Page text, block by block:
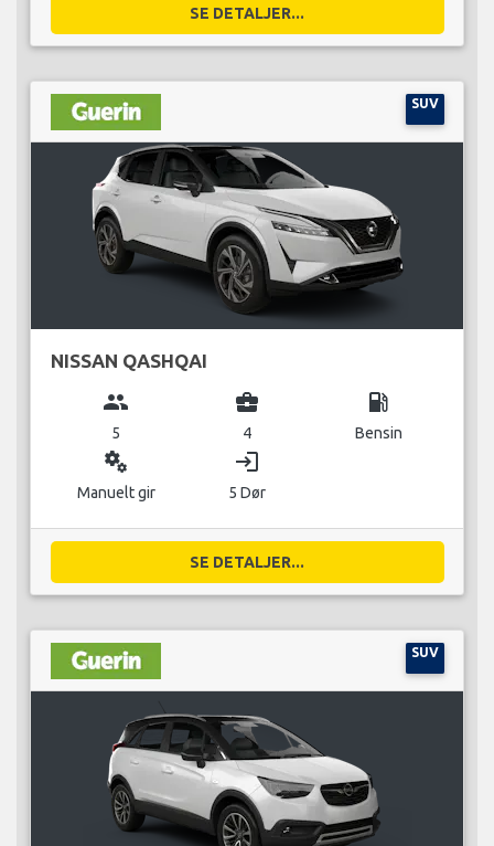
SE DETALJER...
SUV
NISSAN QASHQAI
group
5
business_center
4
local_gas_station
Bensin
miscellaneous_services
Manuelt gir
login
5 Dør
SE DETALJER...
SUV